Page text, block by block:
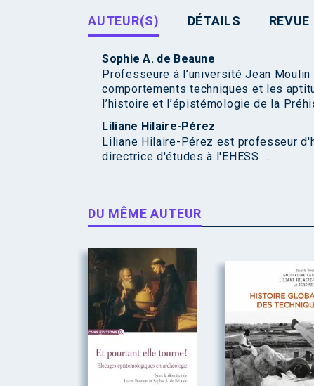
AUTEUR(S) DÉTAILS REVUE
Sophie A. de Beaune
Professeure à l’université Jean
comportements techniques et les
l’histoire et l’épistémologie de la
Liliane Hilaire-Pérez
Liliane Hilaire-Pérez est professeur
directrice d'études à l'EHESS ...
DU MÊME AUTEUR